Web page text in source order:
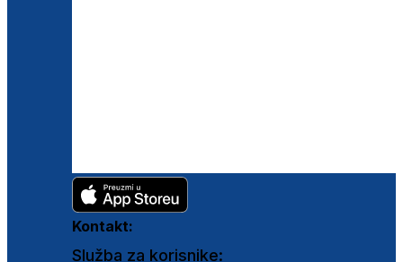
Kontakt:
Služba za korisnike: